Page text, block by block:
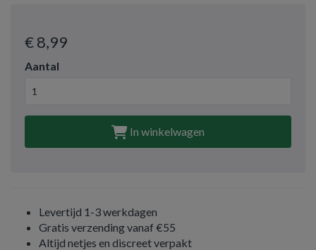
€ 8,99
Aantal
In winkelwagen
Levertijd 1-3 werkdagen
Gratis verzending vanaf €55
Altijd netjes en discreet verpakt